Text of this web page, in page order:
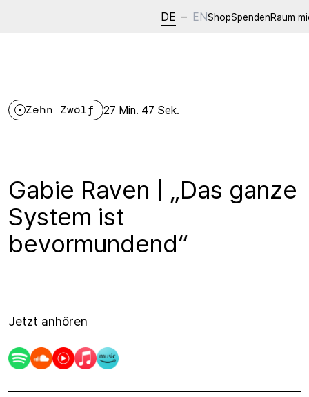
DE – ENShopSpendenRaum
Zehn Zwölf 27 Min. 47 Sek.
Gabie Raven | „Das ganze
System ist
bevormundend“
Jetzt anhören